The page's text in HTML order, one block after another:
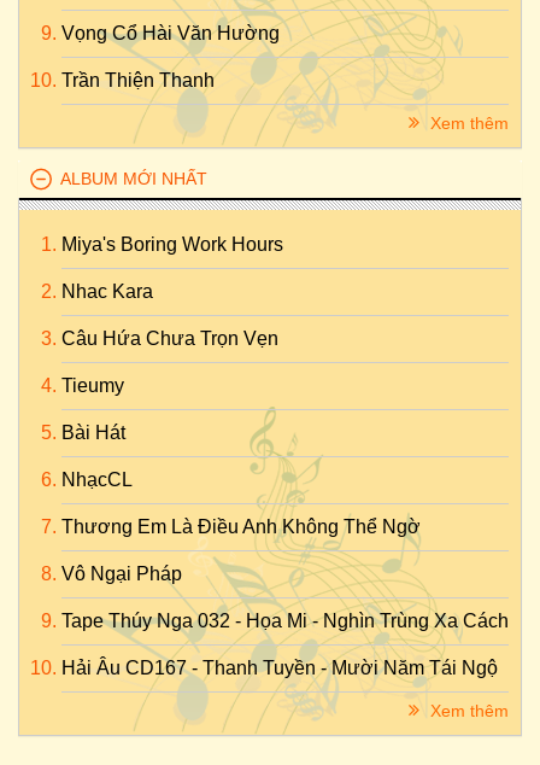
Vọng Cổ Hài Văn Hường
Trần Thiện Thanh
Xem thêm
ALBUM MỚI NHẤT
Miya's Boring Work Hours
Nhac Kara
Câu Hứa Chưa Trọn Vẹn
Tieumy
Bài Hát
NhạcCL
Thương Em Là Điều Anh Không Thể Ngờ
Vô Ngại Pháp
Tape Thúy Nga 032 - Họa Mi - Nghìn Trùng Xa Cách
Hải Âu CD167 - Thanh Tuyền - Mười Năm Tái Ngộ
Xem thêm